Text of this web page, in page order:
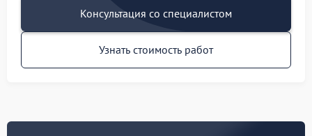
Консультация со специалистом
Узнать стоимость работ